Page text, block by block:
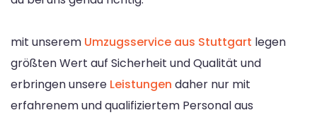
mit unserem Umzugsservice aus Stuttgart legen
größten Wert auf Sicherheit und Qualität und
erbringen unsere Leistungen daher nur mit
erfahrenem und qualifiziertem Personal aus